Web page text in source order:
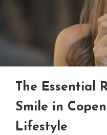
Sådan
garderobe
The Essential
Smile in
Lifestyle